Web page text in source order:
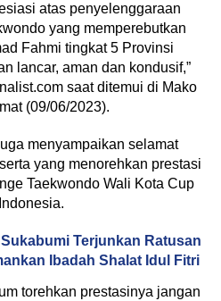
atas penyelenggaraan
yang memperebutkan
Fahmi tingkat 5 Provinsi
lancar, aman dan kondusif,”
saat ditemui di Mako
(09/06/2023).
menyampaikan selamat
yang menorehkan prestasi
Taekwondo Wali Kota Cup
Terjunkan Ratusan
Ibadah Shalat Idul Fitri
torehkan prestasinya jangan